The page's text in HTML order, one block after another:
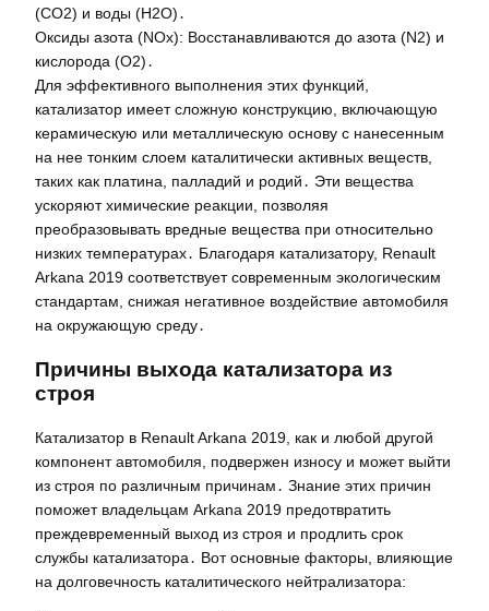
(CO2) и воды (H2O)․
Оксиды азота (NOx): Восстанавливаются до азота (N2) и
кислорода (O2)․
Для эффективного выполнения этих функций,
катализатор имеет сложную конструкцию, включающую
керамическую или металлическую основу с нанесенным
на нее тонким слоем каталитически активных веществ,
таких как платина, палладий и родий․ Эти вещества
ускоряют химические реакции, позволяя
преобразовывать вредные вещества при относительно
низких температурах․ Благодаря катализатору, Renault
Arkana 2019 соответствует современным экологическим
стандартам, снижая негативное воздействие автомобиля
на окружающую среду․
Причины выхода катализатора из
строя
Катализатор в Renault Arkana 2019, как и любой другой
компонент автомобиля, подвержен износу и может выйти
из строя по различным причинам․ Знание этих причин
поможет владельцам Arkana 2019 предотвратить
преждевременный выход из строя и продлить срок
службы катализатора․ Вот основные факторы, влияющие
на долговечность каталитического нейтрализатора: